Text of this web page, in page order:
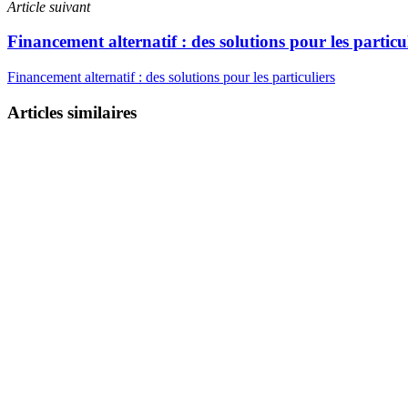
Article suivant
Financement alternatif : des solutions pour les
Financement alternatif : des solutions pour les particuliers
Articles similaires